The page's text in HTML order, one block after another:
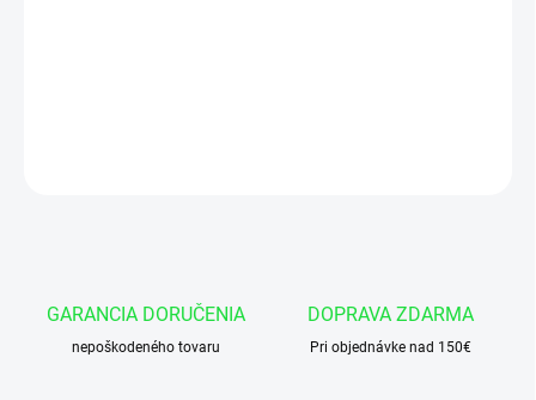
GARANCIA DORUČENIA
nepoškodeného tovaru
DOPRAVA ZDARMA
Pri objednávke nad 150€